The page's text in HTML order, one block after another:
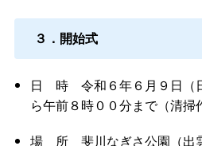
３．開始式
日時 令和６年６月９日（
ら午前８時００分まで（清掃
場所 斐川なぎさ公園（出